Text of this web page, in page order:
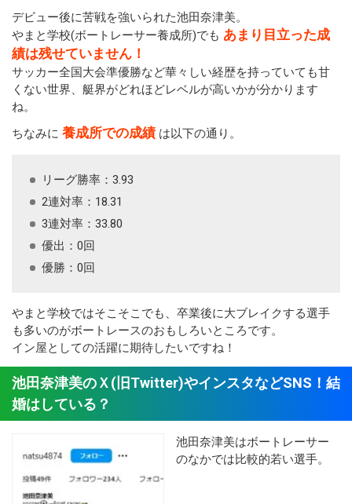
デビュー後に苦戦を強いられた池田奈津美。
やまと学校(ボートレーサー養成所)でも あまり目立った成
績は残せていません！
サッカー全国大会準優勝など華々しい経歴を持っていても甘
くない世界、艇界がどれほどレベルが高いかが分かります
ね。
ちなみに 養成所での成績 は以下の通り。
リーグ勝率：3.93
2連対率：18.31
3連対率：33.80
優出：0回
優勝：0回
やまと学校ではそこそこでも、卒業後に大ブレイクする選手
も多いのがボートレースのおもしろいところです。
イン屋としての活躍に期待したいですね！
池田奈津美のＸ(旧Twitter)やインスタなどSNS！結
婚はしている？
池田奈津美はボートレーサー
のなかでは比較的若い選手。